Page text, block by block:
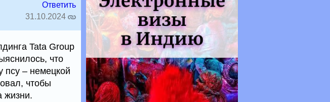
Ответить
31.10.2024
Tata Group
что
псу – немецкой
чтобы
жизни.